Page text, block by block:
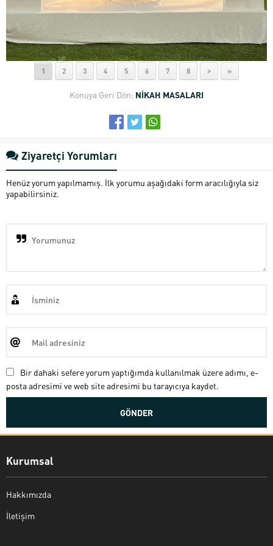
1 2 3 4 5 6 7 8 > »
Konuya Geri Dön: NİKAH MASALARI
Ziyaretçi Yorumları
Henüz yorum yapılmamış. İlk yorumu aşağıdaki form aracılığıyla siz
yapabilirsiniz.
Bir dahaki sefere yorum yaptığımda kullanılmak üzere adımı, e-
posta adresimi ve web site adresimi bu tarayıcıya kaydet.
Kurumsal
Hakkımızda
İletişim